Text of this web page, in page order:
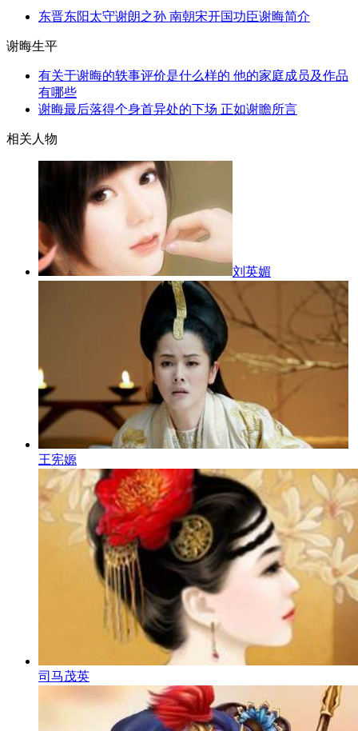
东晋东阳太守谢朗之孙 南朝宋开国功臣谢晦简介
谢晦生平
有关于谢晦的轶事评价是什么样的 他的家庭成员及作品
有哪些
谢晦最后落得个身首异处的下场 正如谢瞻所言
相关人物
刘英媚
王宪嫄
司马茂英